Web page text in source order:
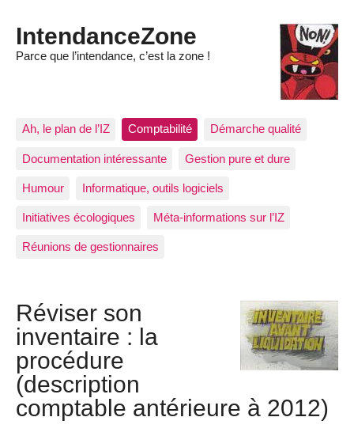
IntendanceZone
Parce que l’intendance, c’est la zone !
Ah, le plan de l’IZ Comptabilité Démarche qualité
Documentation intéressante Gestion pure et dure
Humour Informatique, outils logiciels
Initiatives écologiques Méta-informations sur l’IZ
Réunions de gestionnaires
Réviser son
inventaire : la
procédure
(description
comptable antérieure à 2012)